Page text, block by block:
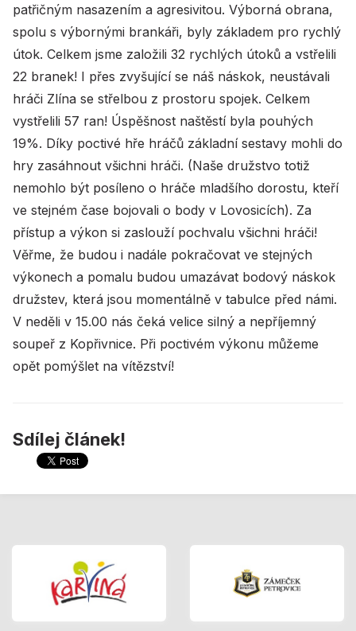
patřičným nasazením a agresivitou. Výborná obrana,
spolu s výbornými brankáři, byly základem pro rychlý
útok. Celkem jsme založili 32 rychlých útoků a vstřelili
22 branek! I přes zvyšující se náš náskok, neustávali
hráči Zlína se střelbou z prostoru spojek. Celkem
vystřelili 57 ran! Úspěšnost naštěstí byla pouhých
19%. Díky poctivé hře hráčů základní sestavy mohli do
hry zasáhnout všichni hráči. (Naše družstvo totiž
nemohlo být posíleno o hráče mladšího dorostu, kteří
ve stejném čase bojovali o body v Lovosicích). Za
přístup a výkon si zaslouží pochvalu všichni hráči!
Věřme, že budou i nadále pokračovat ve stejných
výkonech a pomalu budou umazávat bodový náskok
družstev, která jsou momentálně v tabulce před námi.
V neděli v 15.00 nás čeká velice silný a nepříjemný
soupeř z Kopřivnice. Při poctivém výkonu můžeme
opět pomýšlet na vítězství!
Sdílej článek!